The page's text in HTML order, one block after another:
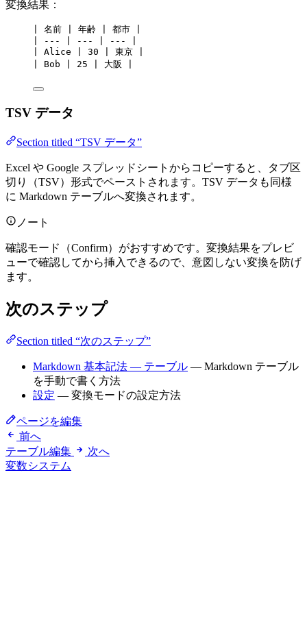
変換結果：
| 名前 | 年齢 | 都市 |
| --- | --- | --- |
| Alice | 30 | 東京 |
| Bob | 25 | 大阪 |
TSV データ
Section titled “TSV データ”
Excel や Google スプレッドシートからコピーすると、タブ区
切り（TSV）形式でペーストされます。TSV データも同様
に Markdown テーブルへ変換されます。
ノート
確認モード（Confirm）がおすすめです。変換結果をプレビ
ューで確認してから挿入できるので、意図しない変換を防げ
ます。
次のステップ
Section titled “次のステップ”
Markdown 基本記法 — テーブル — Markdown テーブル
を手動で書く方法
設定 — 変換モードの設定方法
ページを編集
前へ
テーブル編集
次へ
変数システム